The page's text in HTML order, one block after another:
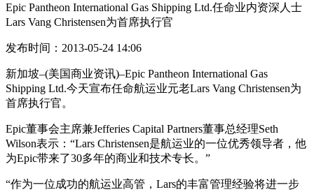
Epic Pantheon International Gas Shipping Ltd.任命业内资深人士
Lars Vang Christensen为首席执行官
发布时间：2013-05-24 14:06
新加坡–(美国商业资讯)–Epic Pantheon International Gas
Shipping Ltd.今天宣布任命航运业元老Lars Vang Christensen为
首席执行官。
Epic董事会主席兼Jefferies Capital Partners董事总经理Seth
Wilson表示：“Lars Christensen是航运业的一位优秀领导者，他
为Epic带来了30多年的商业和技术专长。”
“作为一位成功的航运业高管，Lars的丰富管理经验将进一步